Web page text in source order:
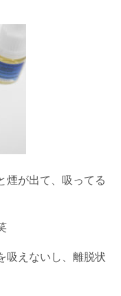
煙が出て、吸ってる
吸えないし、離脱状